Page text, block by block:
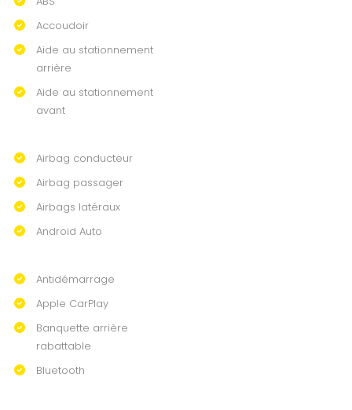
Accoudoir
Aide au stationnement
arrière
Aide au stationnement
avant
Airbag conducteur
Airbag passager
Airbags latéraux
Android Auto
Antidémarrage
Apple CarPlay
Banquette arrière
rabattable
Bluetooth